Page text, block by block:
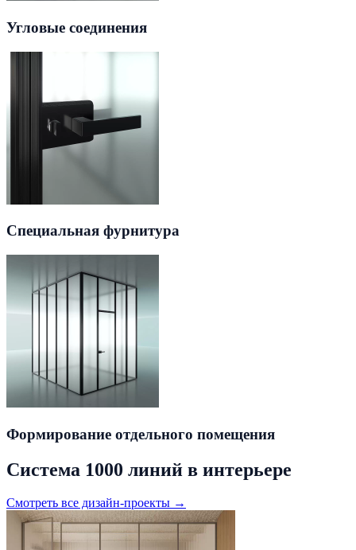
Угловые соединения
Специальная фурнитура
Формирование отдельного помещения
Система 1000 линий в интерьере
Смотреть все дизайн-проекты →